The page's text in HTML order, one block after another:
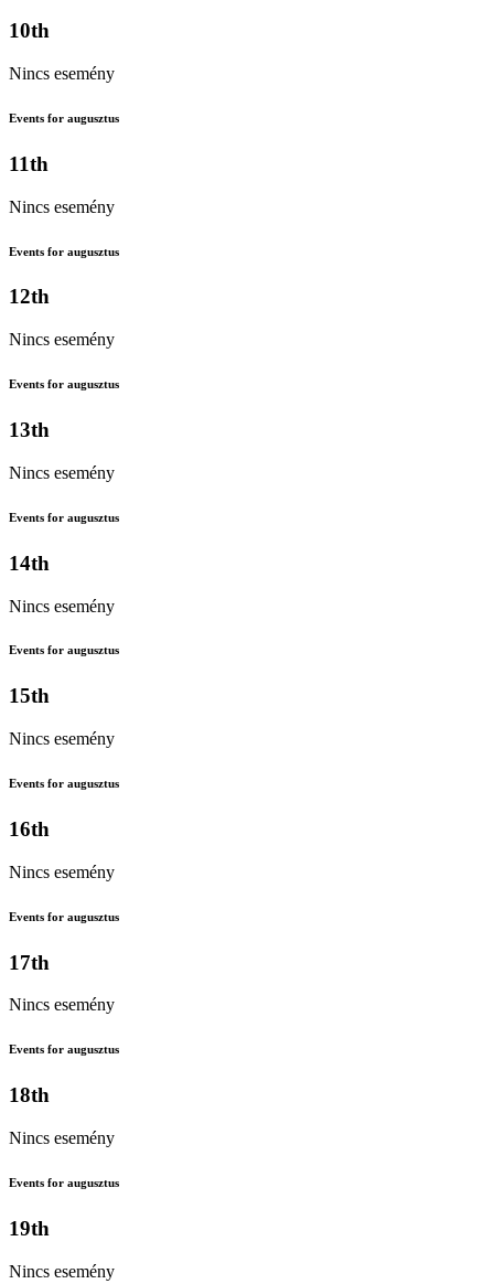
10th
Nincs esemény
Events for augusztus
11th
Nincs esemény
Events for augusztus
12th
Nincs esemény
Events for augusztus
13th
Nincs esemény
Events for augusztus
14th
Nincs esemény
Events for augusztus
15th
Nincs esemény
Events for augusztus
16th
Nincs esemény
Events for augusztus
17th
Nincs esemény
Events for augusztus
18th
Nincs esemény
Events for augusztus
19th
Nincs esemény